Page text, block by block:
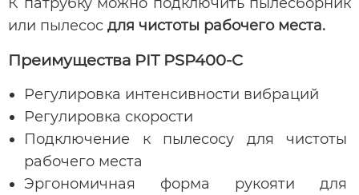
или пылесос для чистоты рабочего места.
Преимущества PIT PSP400-C
Регулировка интенсивности вибраций
Регулировка скорости
Подключение к пылесосу для чистоты
рабочего места
Эргономичная форма рукояти для